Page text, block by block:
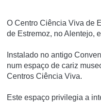
O Centro Ciência Viva de
de Estremoz, no Alentejo,
Instalado no antigo
num espaço de cariz
Centros Ciência Viva.
Este espaço privilegia a